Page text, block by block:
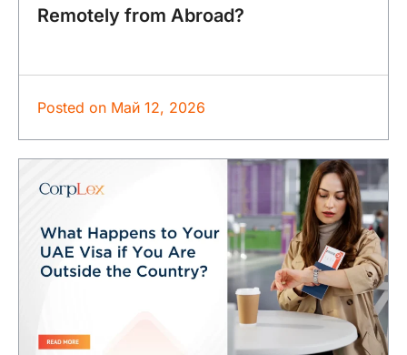
Remotely from Abroad?
Posted on Май 12, 2026